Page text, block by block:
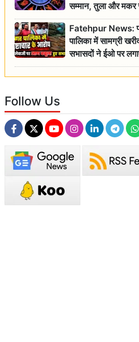
सम्मान, तुला और मकर
रहें सतर्क
Fatehpur News:
पालिका में सामग्री
सभासदों ने ईओ पर
के गंभीर आरोप
Follow Us